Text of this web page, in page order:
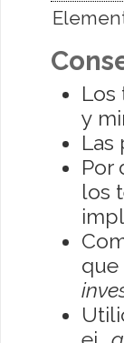
Los
y
Las
Por
los
que